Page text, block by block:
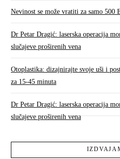
Nevinost se može vratiti za samo 500
Dr Petar Dragić: laserska operacija
slučajeve proširenih vena
Otoplastika: dizajnirajte svoje uši i
za 15-45 minuta
Dr Petar Dragić: laserska operacija
slučajeve proširenih vena